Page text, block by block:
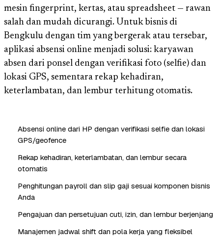
mesin fingerprint, kertas, atau spreadsheet — rawan
salah dan mudah dicurangi. Untuk bisnis di
Bengkulu dengan tim yang bergerak atau tersebar,
aplikasi absensi online menjadi solusi: karyawan
absen dari ponsel dengan verifikasi foto (selfie) dan
lokasi GPS, sementara rekap kehadiran,
keterlambatan, dan lembur terhitung otomatis.
Absensi online dari HP dengan verifikasi selfie dan lokasi
GPS/geofence
Rekap kehadiran, keterlambatan, dan lembur secara
otomatis
Penghitungan payroll dan slip gaji sesuai komponen bisnis
Anda
Pengajuan dan persetujuan cuti, izin, dan lembur berjenjang
Manajemen jadwal shift dan pola kerja yang fleksibel